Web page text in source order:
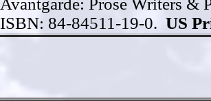
Avantgarde: Prose Writers &
ISBN: 84-84511-19-0. US